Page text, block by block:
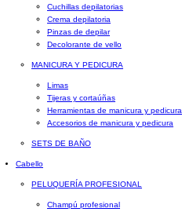
Cuchillas depilatorias
Crema depilatoria
Pinzas de depilar
Decolorante de vello
MANICURA Y PEDICURA
Limas
Tijeras y cortaúñas
Herramientas de manicura y pedicura
Accesorios de manicura y pedicura
SETS DE BAÑO
Cabello
PELUQUERÍA PROFESIONAL
Champú profesional